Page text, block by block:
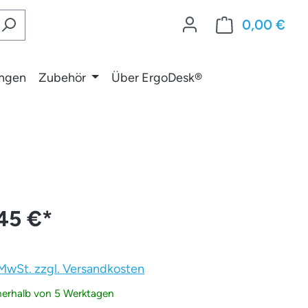
0,00 €
Zubehör Über ErgoDesk®
€*
zzgl. Versandkosten
von 5 Werktagen